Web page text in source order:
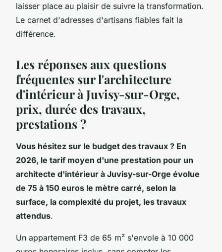
laisser place au plaisir de suivre la transformation.
Le carnet d'adresses d'artisans fiables fait la
différence.
Les réponses aux questions
fréquentes sur l'architecture
d'intérieur à Juvisy-sur-Orge,
prix, durée des travaux,
prestations ?
Vous hésitez sur le budget des travaux ? En
2026, le tarif moyen d'une prestation pour un
architecte d'intérieur à Juvisy-sur-Orge évolue
de 75 à 150 euros le mètre carré, selon la
surface, la complexité du projet, les travaux
attendus.
Un appartement F3 de 65 m² s'envole à 10 000